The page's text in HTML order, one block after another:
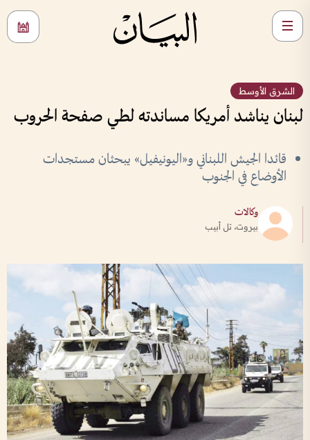
الشرق الأوسط
لبنان يناشد أمريكا مساندته لطي صفحة الحروب
قائدا الجيش اللبناني و«اليونيفيل» يبحثان مستجدات
الأوضاع في الجنوب
وكالات
بيروت، تل أبيب